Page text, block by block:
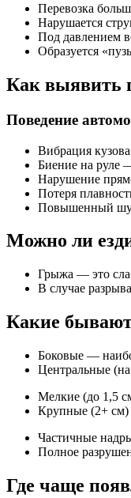
Перевозка
Нарушается
Под давлением
Образуется
Как выявить
Поведение
Вибрация
Биение на руле
Нарушение
Потеря
Повышенный
Можно ли
Грыжа — это
В случае
Какие
Боковые —
Центральные (на
Мелкие (до 1,5
Крупные (2+
Частичные
Полное
Где чаще